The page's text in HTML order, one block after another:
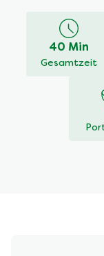
abgegeben40 Min
Gesamtzeit